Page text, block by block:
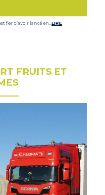
fier d’avoir lancé en…LIRE
FRUITS ET